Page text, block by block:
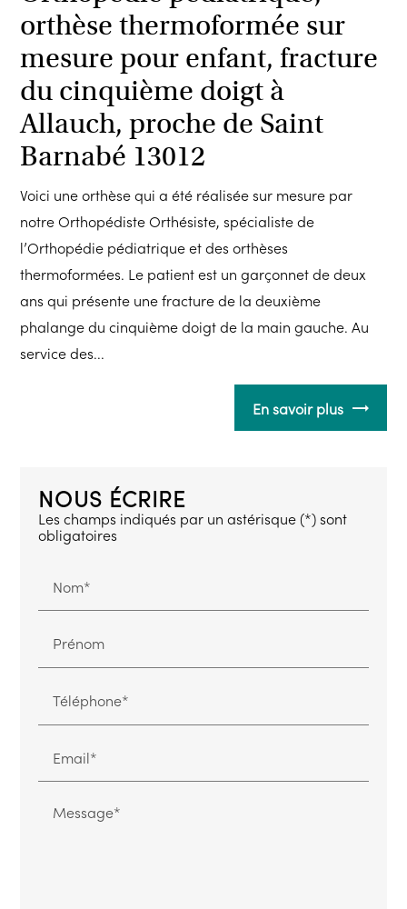
orthèse thermoformée sur
mesure pour enfant, fracture
du cinquième doigt à
Allauch, proche de Saint
Barnabé 13012
Voici une orthèse qui a été réalisée sur mesure par
notre Orthopédiste Orthésiste, spécialiste de
l’Orthopédie pédiatrique et des orthèses
thermoformées. Le patient est un garçonnet de deux
ans qui présente une fracture de la deuxième
phalange du cinquième doigt de la main gauche. Au
service des...
En savoir plus
NOUS ÉCRIRE
Les champs indiqués par un astérisque (*) sont
obligatoires
Nom*
Prénom
Téléphone*
Email*
Message*